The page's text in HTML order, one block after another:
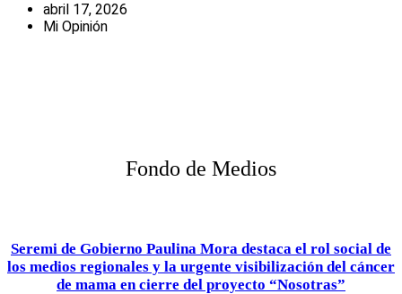
abril 17, 2026
Mi Opinión
Fondo de Medios
Seremi de Gobierno Paulina Mora destaca el rol social de
los medios regionales y la urgente visibilización del cáncer
de mama en cierre del proyecto “Nosotras”